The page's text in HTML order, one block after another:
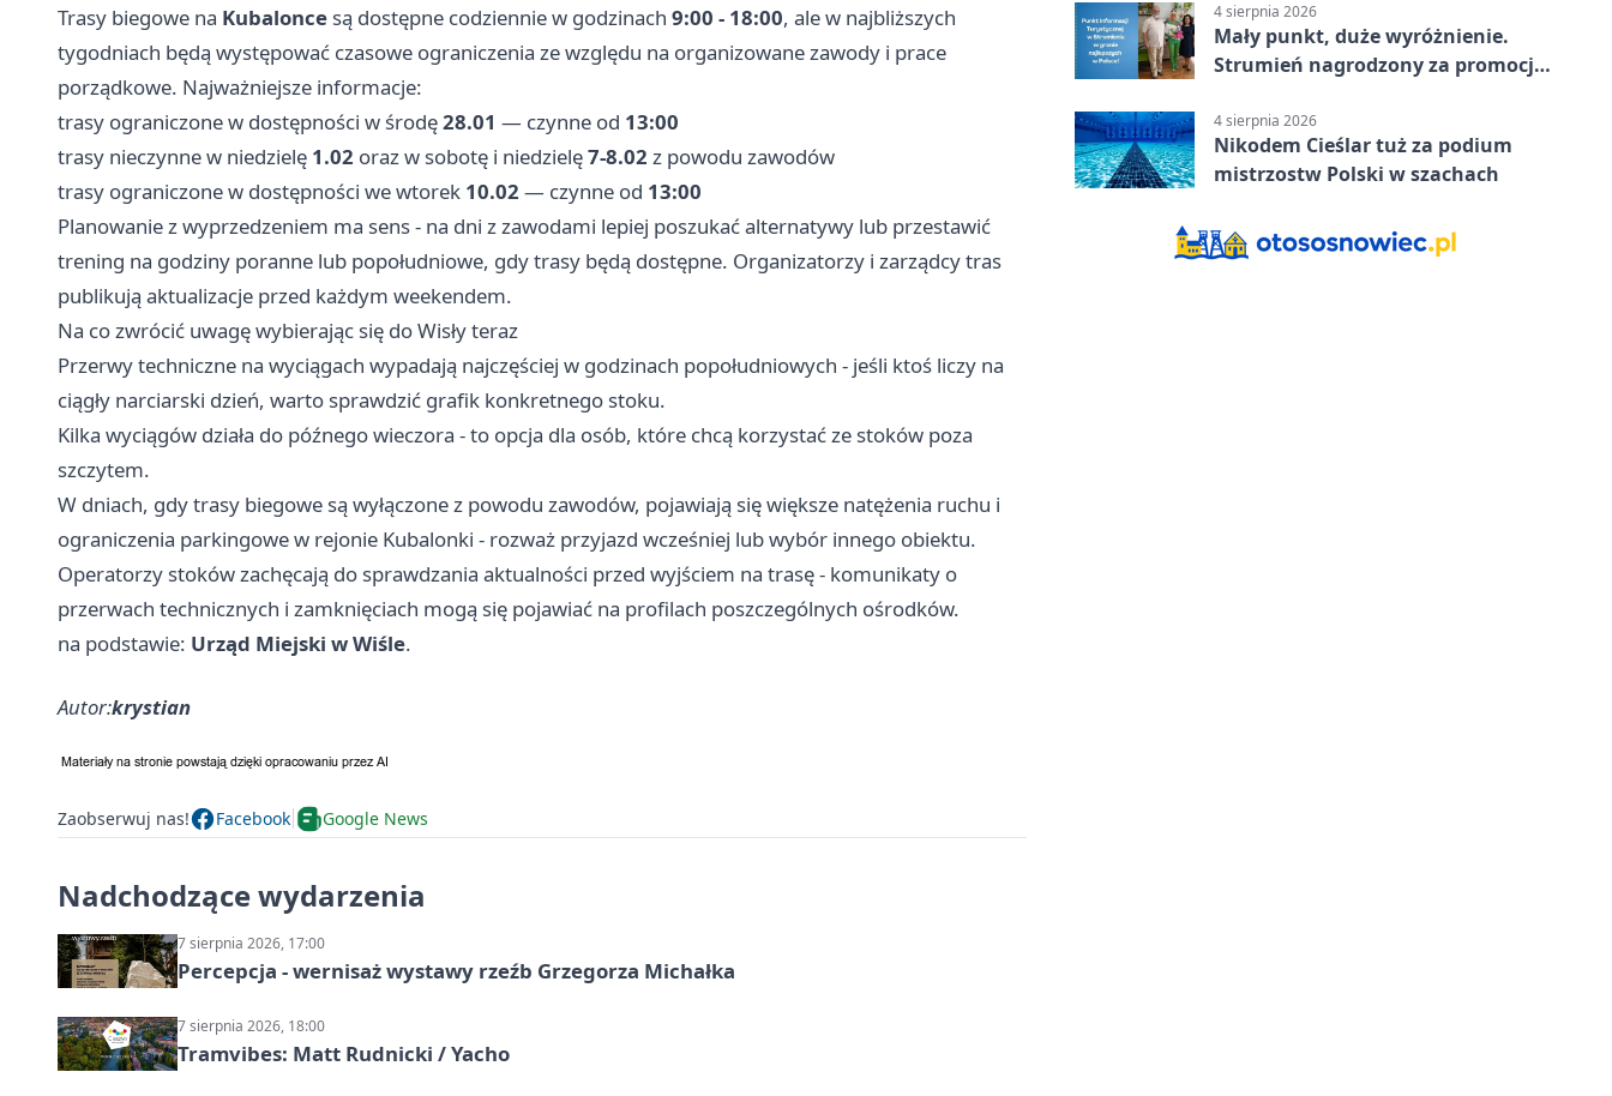
Trasy biegowe na Kubalonce są dostępne codziennie w godzinach 9:00 - 18:00, ale w najbliższych
tygodniach będą występować czasowe ograniczenia ze względu na organizowane zawody i prace
porządkowe. Najważniejsze informacje:
trasy ograniczone w dostępności w środę28.01 — czynne od 13:00
trasy nieczynne w niedzielę 1.02 oraz w sobotę i niedzielę7-8.02 z powodu zawodów
trasy ograniczone w dostępności we wtorek 10.02 — czynne od 13:00
Planowanie z wyprzedzeniem ma sens - na dni z zawodami lepiej poszukać alternatywy lub przestawić
trening na godziny poranne lub popołudniowe, gdy trasy będą dostępne. Organizatorzy i zarządcy tras
publikują aktualizacje przed każdym weekendem.
Na co zwrócić uwagę wybierając się do Wisły teraz
Przerwy techniczne na wyciągach wypadają najczęściej w godzinach popołudniowych - jeśli ktoś liczy na
ciągły narciarski dzień, warto sprawdzić grafik konkretnego stoku.
Kilka wyciągów działa do późnego wieczora - to opcja dla osób, które chcą korzystać ze stoków poza
szczytem.
W dniach, gdy trasy biegowe są wyłączone z powodu zawodów, pojawiają się większe natężenia ruchu i
ograniczenia parkingowe w rejonie Kubalonki - rozważ przyjazd wcześniej lub wybór innego obiektu.
Operatorzy stoków zachęcają do sprawdzania aktualności przed wyjściem na trasę - komunikaty o
przerwach technicznych i zamknięciach mogą się pojawiać na profilach poszczególnych ośrodków.
na podstawie: Urząd Miejski w Wiśle.
Autor:krystian
Zaobserwuj nas! Facebook Google News
Nadchodzące wydarzenia
7 sierpnia 2026, 17:00
Percepcja - wernisaż wystawy rzeźb Grzegorza Michałka
7 sierpnia 2026, 18:00
Tramvibes: Matt Rudnicki / Yacho
4 sierpnia 2026
Mały punkt, duże wyróżnienie.
Strumień nagrodzony za promocję
4 sierpnia 2026
Nikodem Cieślar tuż za podium
mistrzostw Polski w szachach